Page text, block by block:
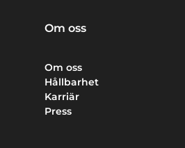
Om oss
Om oss
Hållbarhet
Karriär
Press